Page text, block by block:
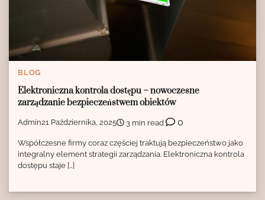
BLOG
Elektroniczna kontrola dostępu – nowoczesne
zarządzanie bezpieczeństwem obiektów
Admin21 Października, 2025 3 min read 0
Współczesne firmy coraz częściej traktują bezpieczeństwo jako
integralny element strategii zarządzania. Elektroniczna kontrola
dostępu staje […]